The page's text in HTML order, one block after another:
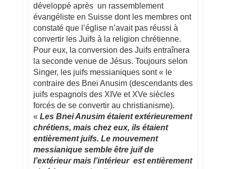
développé après un rassemblement
évangéliste en Suisse dont les membres ont
constaté que l’église n’avait pas réussi à
convertir les Juifs à la religion chrétienne.
Pour eux, la conversion des Juifs entraînera
la seconde venue de Jésus. Toujours selon
Singer, les juifs messianiques sont « le
contraire des Bnei Anusim (descendants des
juifs espagnols des XIVe et XVe siècles
forcés de se convertir au christianisme).
« Les Bnei Anusim étaient extérieurement
chrétiens, mais chez eux, ils étaient
entièrement juifs. Le mouvement
messianique semble être juif de
l’extérieur mais l’intérieur est entièrement